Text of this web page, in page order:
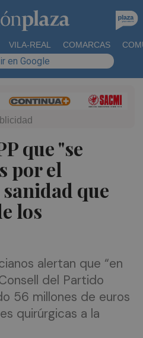
VILA-REAL COMARCAS
en Google
que "se
por el
que
los
alertan que “en
del Partido
56 millones de euros
quirúrgicas a la